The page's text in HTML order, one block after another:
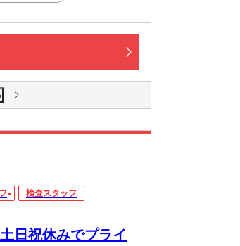
検査スタッフ
日祝休みでプライ